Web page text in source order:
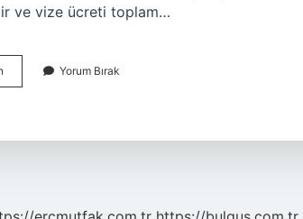
ve vize ücreti toplam…
Adası
Yorum Bırak